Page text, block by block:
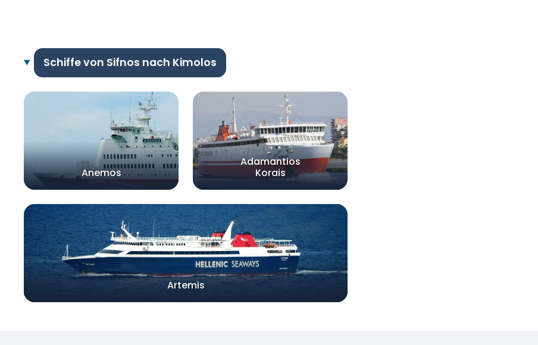
Schiffe von Sifnos nach Kimolos
Anemos
Adamantios
Korais
Artemis